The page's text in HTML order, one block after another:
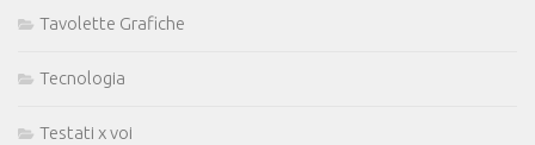
Tavolette Grafiche
Tecnologia
Testati x voi